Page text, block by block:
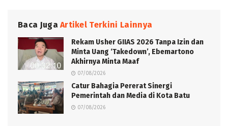
Baca Juga Artikel Terkini Lainnya
Rekam Usher GIIAS 2026 Tanpa Izin dan
Minta Uang ‘Takedown’, Ebemartono
Akhirnya Minta Maaf
07/08/2026
Catur Bahagia Pererat Sinergi
Pemerintah dan Media di Kota Batu
07/08/2026